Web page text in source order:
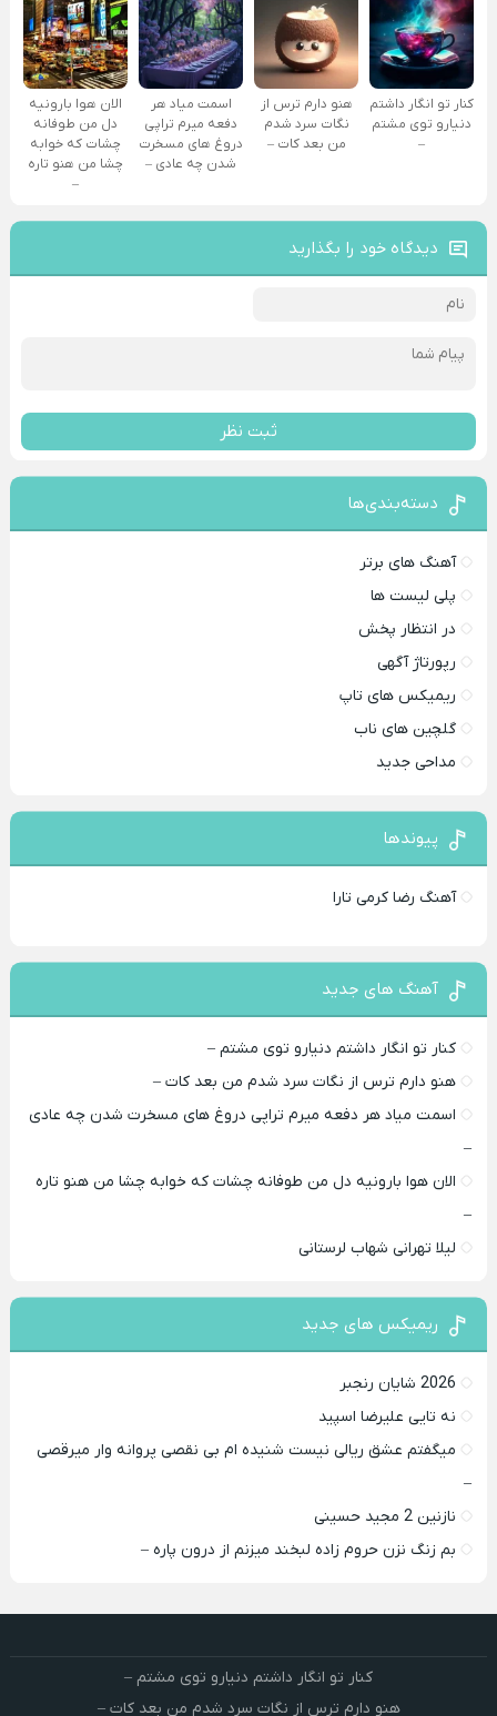
کنار تو انگار داشتم
دنیارو توی مشتم
–
هنو دارم ترس از
نگات سرد شدم
من بعد کات –
اسمت میاد هر
دفعه میرم تراپی
دروغ‌ های مسخرت
شدن چه عادی –
الان هوا بارونیه
دل من طوفانه
چشات که خوابه
چشا من هنو تاره
–
دیدگاه خود را بگذارید
ثبت نظر
دسته‌بندی‌ها
آهنگ های برتر
پلی لیست ها
در انتظار پخش
رپورتاژ آگهی
ریمیکس های تاپ
گلچین های ناب
مداحی جدید
پیوندها
آهنگ رضا کرمی تارا
آهنگ های جدید
کنار تو انگار داشتم دنیارو توی مشتم –
هنو دارم ترس از نگات سرد شدم من بعد کات –
اسمت میاد هر دفعه میرم تراپی دروغ‌ های مسخرت شدن چه عادی
–
الان هوا بارونیه دل من طوفانه چشات که خوابه چشا من هنو تاره
–
لیلا تهرانی شهاب لرستانی
ریمیکس های جدید
2026 شایان رنجبر
نه تایی علیرضا اسپید
میگفتم عشق ریالی نیست شنیده ام بی نقصی پروانه وار میرقصی
–
نازنین 2 مجید حسینی
بم زنگ نزن حروم زاده لبخند میزنم از درون پاره –
کنار تو انگار داشتم دنیارو توی مشتم –
هنو دارم ترس از نگات سرد شدم من بعد کات –